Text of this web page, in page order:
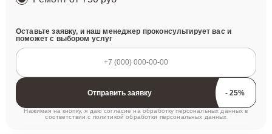
Оставьте заявку, и наш менеджер проконсультирует вас и
поможет с выбором услуг
Отправить заявку
Нажимая на кнопку, я даю согласие на обработку персональных данных в
соответствии с политикой обработки персональных данных